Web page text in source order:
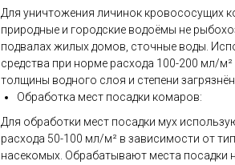
Для уничтожения личинок кровососущих
природные и городские водоёмы не
подвалах жилых домов, сточные воды.
средства при норме расхода 100-200 мл/
толщины водного слоя и степени
Обработка мест посадки комаров:
Для обработки мест посадки мух
расхода 50-100 мл/м² в зависимости от
насекомых. Обрабатывают места посадки